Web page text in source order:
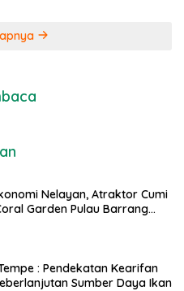
Nelayan, Atraktor Cumi
Garden Pulau Barrang
: Pendekatan Kearifan
Sumber Daya Ikan